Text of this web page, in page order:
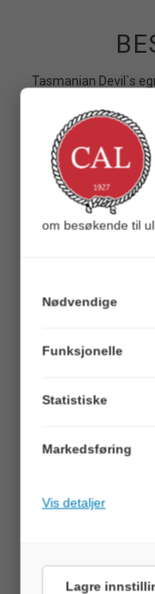
Tasmanian Devil`s
singelkrok.
Kokene kommer i
Tasmanian Devil
om besøkende til
Nødvendige
Funksjonelle
Statistiske
Markedsføring
Vis detaljer
Lagre